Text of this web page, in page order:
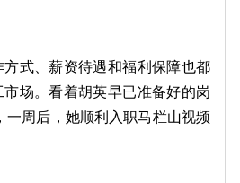
式、薪资待遇和福利保障也都
场。看着胡英早已准备好的岗
周后，她顺利入职马栏山视频